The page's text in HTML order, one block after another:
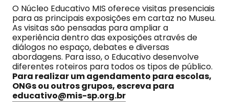
O Núcleo Educativo MIS oferece visitas presenciais
para as principais exposições em cartaz no Museu.
As visitas são pensadas para ampliar a
experiência dentro das exposições através de
diálogos no espaço, debates e diversas
abordagens. Para isso, o Educativo desenvolve
diferentes roteiros para todos os tipos de público.
Para realizar um agendamento para escolas,
ONGs ou outros grupos, escreva para
educativo@mis-sp.org.br